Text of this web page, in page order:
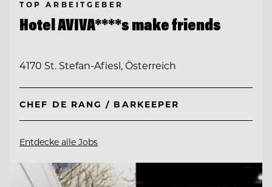
TOP ARBEITGEBER
Hotel AVIVA****s make friends
4170 St. Stefan-Afiesl, Österreich
CHEF DE RANG / BARKEEPER
Entdecke alle Jobs